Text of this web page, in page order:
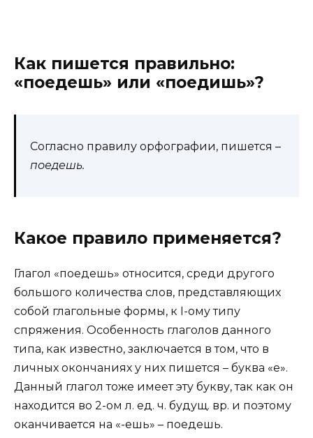
Как пишется правильно:
«поедешь» или «поедишь»?
Согласно правилу орфографии, пишется –
поедешь.
Какое правило применяется?
Глагол «поедешь» относится, среди другого
большого количества слов, представляющих
собой глагольные формы, к I-ому типу
спряжения. Особенность глаголов данного
типа, как известно, заключается в том, что в
личных окончаниях у них пишется – буква «е».
Данный глагол тоже имеет эту букву, так как он
находится во 2-ом л. ед. ч. будущ. вр. и поэтому
оканчивается на «-ешь» – поедешь.